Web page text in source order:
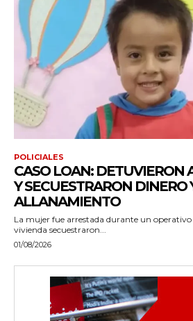
POLICIALES
CASO LOAN: DETUVIERON
Y SECUESTRARON DINERO
ALLANAMIENTO
La mujer fue arrestada durante un operativo
vivienda secuestraron...
01/08/2026